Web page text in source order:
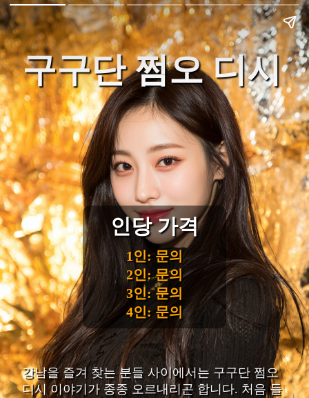
구구단 쩜오 디시
인당 가격
1인: 문의
2인: 문의
3인: 문의
4인: 문의
강남을 즐겨 찾는 분들 사이에서는 구구단 쩜오
디시 이야기가 종종 오르내리곤 합니다. 처음 들